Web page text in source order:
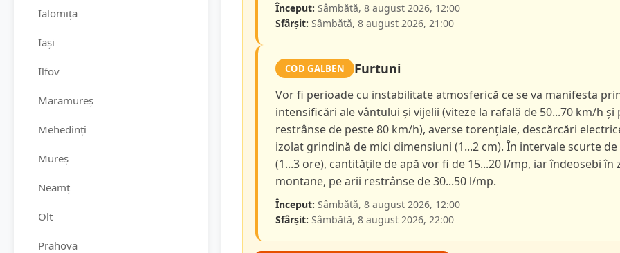
Ialomița
Iași
Ilfov
Maramureș
Mehedinți
Mureș
Neamț
Olt
Prahova
Început: Sâmbătă, 8 august 2026, 12:00
Sfârșit: Sâmbătă, 8 august 2026, 21:00
COD GALBEN Furtuni
Vor fi perioade cu instabilitate atmosferică ce se va manifesta
intensificări ale vântului și vijelii (viteze la rafală de 50...70 km/h și
restrânse de peste 80 km/h), averse torențiale, descărcări
izolat grindină de mici dimensiuni (1...2 cm). În intervale scurte
(1...3 ore), cantitățile de apă vor fi de 15...20 l/mp, iar îndeosebi în
montane, pe arii restrânse de 30...50 l/mp.
Început: Sâmbătă, 8 august 2026, 12:00
Sfârșit: Sâmbătă, 8 august 2026, 22:00